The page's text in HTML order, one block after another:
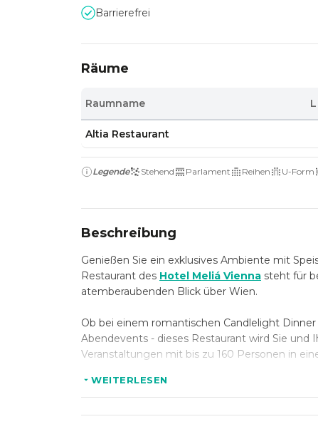
Barrierefrei
Räume
Raumname L
Altia Restaurant
Legende Stehend Parlament Reihen U-Form
Beschreibung
Genießen Sie ein exklusives Ambiente mit
Restaurant des Hotel Meliá Vienna steht für
atemberaubenden Blick über Wien.
Ob bei einem romantischen Candlelight
Abendevents - dieses Restaurant wird Sie und
Veranstaltungen mit bis zu 160 Personen in
Neben demAltia Restaurant
Cocktailkreationen und einer ebenso tollen
WEITERLESEN